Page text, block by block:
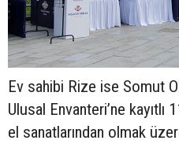
Ev sahibi Rize ise Somut
Ulusal Envanteri’ne
el sanatlarından olmak